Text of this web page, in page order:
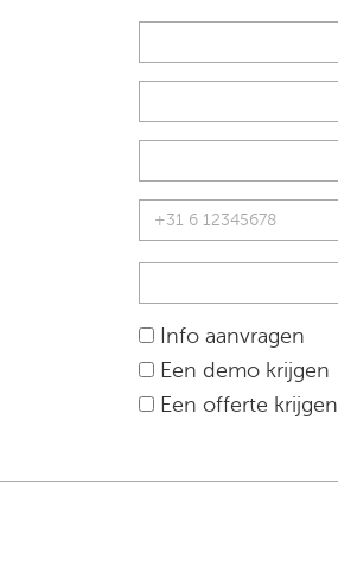
Info aanvragen
Een demo krijgen
Een offerte krijgen